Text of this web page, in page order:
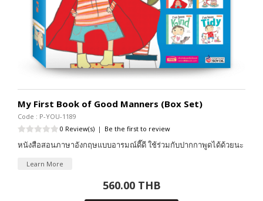
My First Book of Good Manners (Box Set)
Code : P-YOU-1189
0 Review(s) | Be the first to review
หนังสือสอนภาษาอังกฤษแบบอารมณ์ดี๊ดี ใช้ร่วมกับปากกาพูดได้ด้วยนะ
Learn More
560.00 THB